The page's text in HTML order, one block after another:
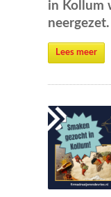
in Kollum
neergezet.
Lees meer